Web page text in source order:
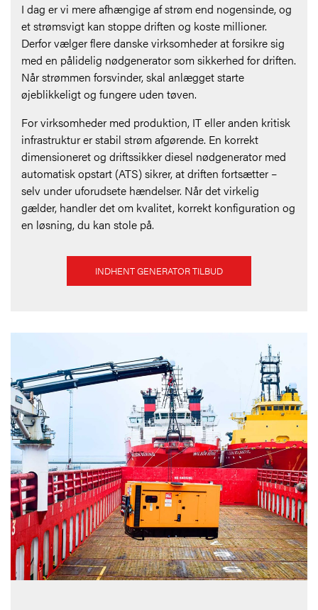
I dag er vi mere afhængige af strøm end nogensinde, og
et strømsvigt kan stoppe driften og koste millioner.
Derfor vælger flere danske virksomheder at forsikre sig
med en pålidelig nødgenerator som sikkerhed for driften.
Når strømmen forsvinder, skal anlægget starte
øjeblikkeligt og fungere uden tøven.
For virksomheder med produktion, IT eller anden kritisk
infrastruktur er stabil strøm afgørende. En korrekt
dimensioneret og driftssikker diesel nødgenerator med
automatisk opstart (ATS) sikrer, at driften fortsætter –
selv under uforudsete hændelser. Når det virkelig
gælder, handler det om kvalitet, korrekt konfiguration og
en løsning, du kan stole på.
INDHENT GENERATOR TILBUD